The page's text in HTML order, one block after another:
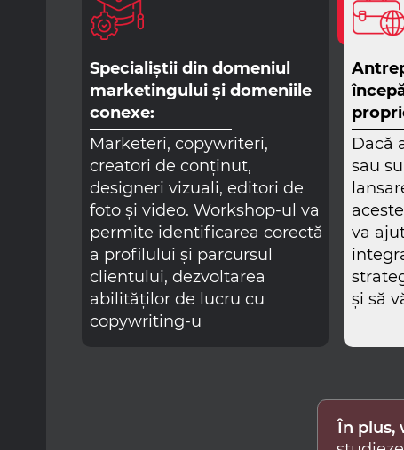
Specialiștii din domeniul
marketingului și domeniile
conexe:
Marketeri, copywriteri,
creatori de conținut,
designeri vizuali, editori de
foto și video. Workshop-ul va
permite identificarea corectă
a profilului și parcursul
clientului, dezvoltarea
abilităților de lucru cu
copywriting-u
Dacă
sau
va
și să
În plus,